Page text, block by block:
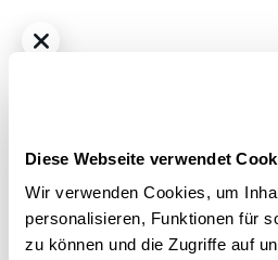
Diese Webseite verwendet
Wir verwenden Cookies, um
personalisieren, Funktionen für
zu können und die Zugriffe auf
Indica THC25% CBD<1.0%